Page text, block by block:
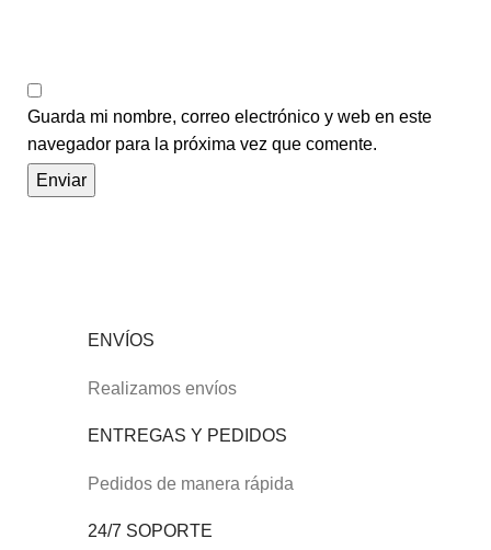
Guarda mi nombre, correo electrónico y web en este
navegador para la próxima vez que comente.
ENVÍOS
Realizamos envíos
ENTREGAS Y PEDIDOS
Pedidos de manera rápida
24/7 SOPORTE